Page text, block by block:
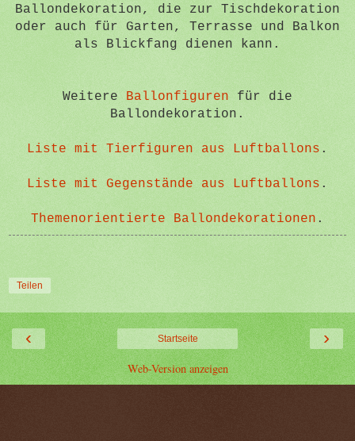
Ballondekoration, die zur Tischdekoration
oder auch für Garten, Terrasse und Balkon
als Blickfang dienen kann.
Weitere Ballonfiguren für die
Ballondekoration.
Liste mit Tierfiguren aus Luftballons .
Liste mit Gegenstände aus Luftballons .
Themenorientierte Ballondekorationen .
Teilen
‹ ›
Startseite
Web-Version anzeigen